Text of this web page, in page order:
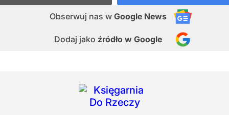
Obserwuj nas w Google News
Dodaj jako źródło w Google